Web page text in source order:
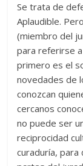
Se trata de
Aplaudible.
(miembro del
para referirse
primero es el
novedades de
conozcan
cercanos
no puede ser
reciprocidad
curaduría,